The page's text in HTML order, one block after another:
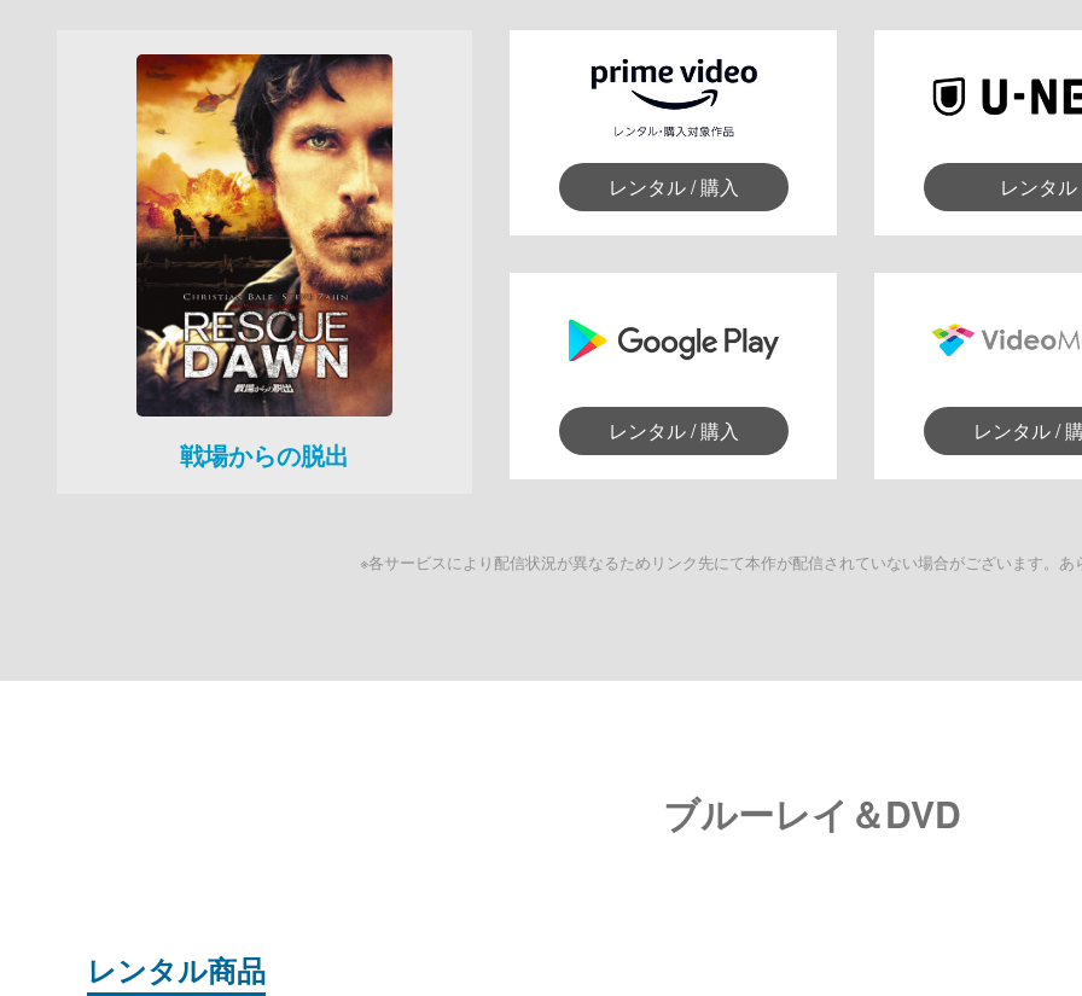
戦場からの脱出
レンタル / 購入 レンタル
レンタル / 購入 レンタル /
※各サービスにより配信状況が異なるためリンク先にて本作が配信されていない場合がございます。あ
ブルーレイ＆DVD
レンタル商品